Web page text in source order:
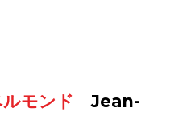
モンド Jean-